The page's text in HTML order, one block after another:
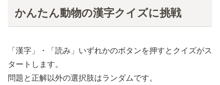
かんたん動物の漢字クイズに挑戦
「漢字」・「読み」いずれかのボタンを押すとクイズがス
タートします。
問題と正解以外の選択肢はランダムです。